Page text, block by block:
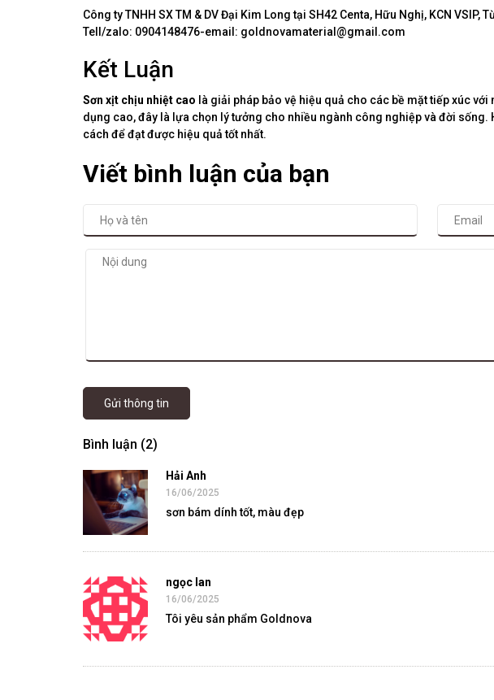
Công ty TNHH SX TM & DV Đại Kim Long tại SH42 Centa, Hữu Nghị, KCN
Tell/zalo: 0904148476-email: goldnovamaterial@gmail.com
Kết Luận
Sơn xịt chịu nhiệt cao là giải pháp bảo vệ hiệu quả cho các bề mặt tiếp xúc
dụng cao, đây là lựa chọn lý tưởng cho nhiều ngành công nghiệp và đời sống.
cách để đạt được hiệu quả tốt nhất.
Viết bình luận của bạn
Gửi thông tin
Bình luận (2)
Hải Anh
16/06/2025
sơn bám dính tốt, màu đẹp
ngọc lan
16/06/2025
Tôi yêu sản phẩm Goldnova